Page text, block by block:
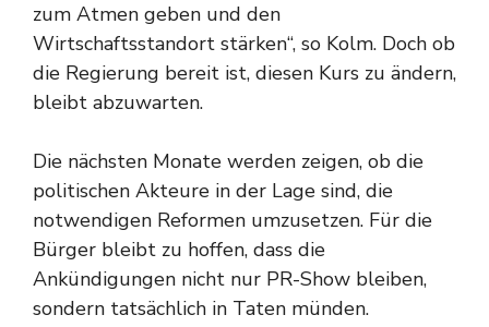
zum Atmen geben und den
Wirtschaftsstandort stärken“, so Kolm. Doch ob
die Regierung bereit ist, diesen Kurs zu ändern,
bleibt abzuwarten.
Die nächsten Monate werden zeigen, ob die
politischen Akteure in der Lage sind, die
notwendigen Reformen umzusetzen. Für die
Bürger bleibt zu hoffen, dass die
Ankündigungen nicht nur PR-Show bleiben,
sondern tatsächlich in Taten münden.